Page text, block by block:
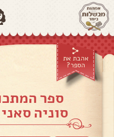
אהבת את
הספר?
ספר
סוניה